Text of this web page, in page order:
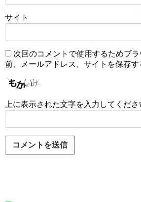
サイト
次回のコメントで使用するためブ
前、メールアドレス、サイトを保存す
上に表示された文字を入力してくださ